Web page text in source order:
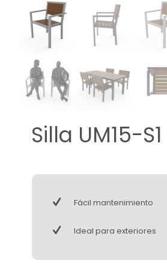
Silla UM15-S1
Fácil mantenimiento
Ideal para exteriores